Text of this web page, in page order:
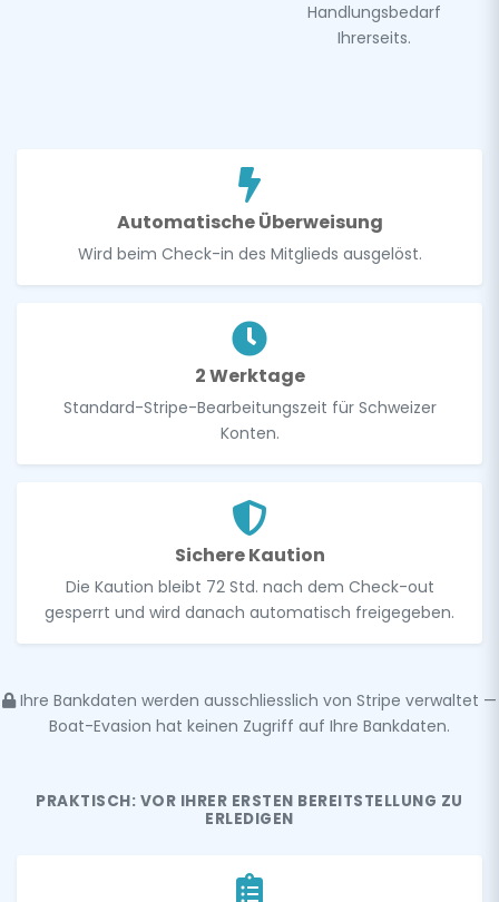
Handlungsbedarf
Ihrerseits.
Automatische Überweisung
Wird beim Check-in des Mitglieds ausgelöst.
2 Werktage
Standard-Stripe-Bearbeitungszeit für Schweizer
Konten.
Sichere Kaution
Die Kaution bleibt 72 Std. nach dem Check-out
gesperrt und wird danach automatisch freigegeben.
Ihre Bankdaten werden ausschliesslich von Stripe verwaltet —
Boat-Evasion hat keinen Zugriff auf Ihre Bankdaten.
PRAKTISCH: VOR IHRER ERSTEN BEREITSTELLUNG ZU
ERLEDIGEN